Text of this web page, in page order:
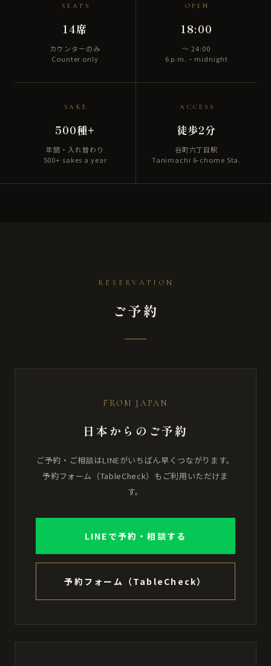
SEATS
14席
カウンターのみ
Counter only
OPEN
18:00
〜 24:00
6 p.m. – midnight
SAKE
500種+
年間・入れ替わり
500+ sakes a year
ACCESS
徒歩2分
谷町六丁目駅
Tanimachi 6-chome Sta.
RESERVATION
ご予約
FROM JAPAN
日本からのご予約
ご予約・ご相談はLINEがいちばん早くつながります。
予約フォーム（TableCheck）もご利用いただけま
す。
LINEで予約・相談する
予約フォーム（TableCheck）